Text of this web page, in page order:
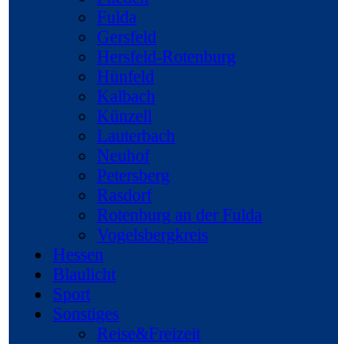
Fulda
Gersfeld
Hersfeld-Rotenburg
Hünfeld
Kalbach
Künzell
Lauterbach
Neuhof
Petersberg
Rasdorf
Rotenburg an der Fulda
Vogelsbergkreis
Hessen
Blaulicht
Sport
Sonstiges
Reise&Freizeit